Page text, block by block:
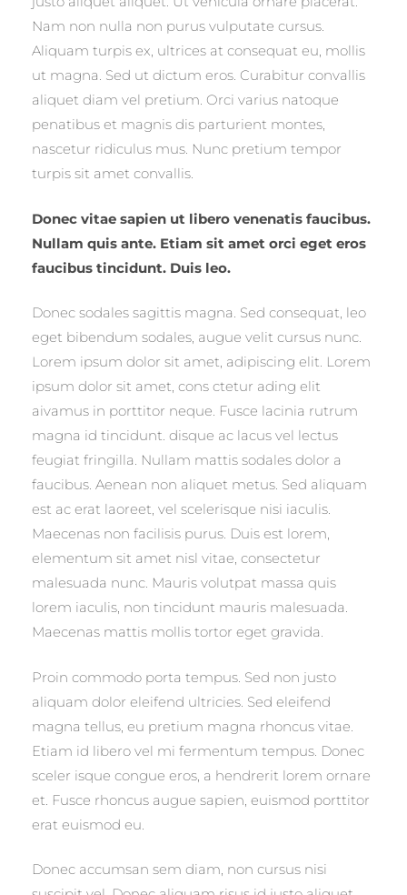
Nam non nulla non purus vulputate cursus.
Aliquam turpis ex, ultrices at consequat eu, mollis
ut magna. Sed ut dictum eros. Curabitur convallis
aliquet diam vel pretium. Orci varius natoque
penatibus et magnis dis parturient montes,
nascetur ridiculus mus. Nunc pretium tempor
turpis sit amet convallis.
Donec vitae sapien ut libero venenatis faucibus.
Nullam quis ante. Etiam sit amet orci eget eros
faucibus tincidunt. Duis leo.
Donec sodales sagittis magna. Sed consequat, leo
eget bibendum sodales, augue velit cursus nunc.
Lorem ipsum dolor sit amet, adipiscing elit. Lorem
ipsum dolor sit amet, cons ctetur ading elit
aivamus in porttitor neque. Fusce lacinia rutrum
magna id tincidunt. disque ac lacus vel lectus
feugiat fringilla. Nullam mattis sodales dolor a
faucibus. Aenean non aliquet metus. Sed aliquam
est ac erat laoreet, vel scelerisque nisi iaculis.
Maecenas non facilisis purus. Duis est lorem,
elementum sit amet nisl vitae, consectetur
malesuada nunc. Mauris volutpat massa quis
lorem iaculis, non tincidunt mauris malesuada.
Maecenas mattis mollis tortor eget gravida.
Proin commodo porta tempus. Sed non justo
aliquam dolor eleifend ultricies. Sed eleifend
magna tellus, eu pretium magna rhoncus vitae.
Etiam id libero vel mi fermentum tempus. Donec
sceler isque congue eros, a hendrerit lorem ornare
et. Fusce rhoncus augue sapien, euismod porttitor
erat euismod eu.
Donec accumsan sem diam, non cursus nisi